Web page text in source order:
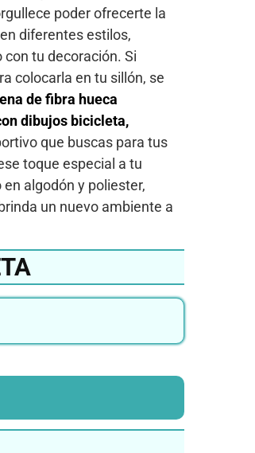
poder ofrecerte la
diferentes estilos,
tu decoración. Si
colocarla en tu sillón, se
de fibra hueca
dibujos bicicleta,
que buscas para tus
toque especial a tu
algodón y poliester,
un nuevo ambiente a